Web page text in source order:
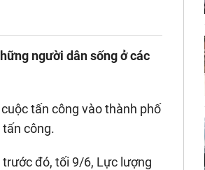
người dân sống ở các
tấn công vào thành phố
công.
đó, tối 9/6, Lực lượng